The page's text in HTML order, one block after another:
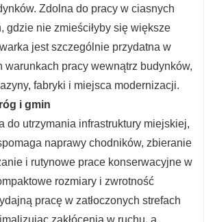
Zdolna do pracy w ciasnych
gdzie nie zmieściłyby się większe
jest szczególnie przydatna w
warunkach pracy wewnątrz budynków,
fabryki i miejsca modernizacji.
i gmin
do utrzymania infrastruktury miejskiej,
naprawy chodników, zbieranie
i rutynowe prace konserwacyjne w
rozmiary i zwrotność
pracę w zatłoczonych strefach
zakłócenia w ruchu, a